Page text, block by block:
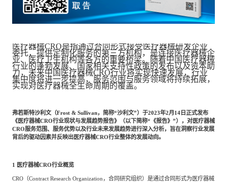
公共服务 食品与饮料
科技、媒体和通信 金融科技
美容时尚 大数据与人工智能
物流与供应链
中国管理团队
战略合作伙伴
专家委员会
中
医疗器械CRO是指通过合同形式接受医疗器械研发企业
委托，提供定制化服务的第三方机构，是连接医疗器械企
业、医疗卫生机构等各方的重要桥梁。随着中国医疗器械
行业的蓬勃发展、国家相关支持性政策的发布以及资本助
力，未来中国医疗器械CRO行业将实现快速发展，行业
集中度将进一步提高，服务范围与服务领域将持续拓展，
实现对医疗器械全生命周期的覆盖。
弗若斯特沙利文（Frost & Sullivan，简称“沙利文”）于2023年2月14日正式发布
《医疗器械CRO行业现状与发展趋势报告》（以下简称“《报告》”），对医疗器械
CRO服务范围、服务优势以及行业未来发展趋势进行深入分析，旨在洞察行业发展
背后的驱动因素并反映出医疗器械CRO行业整体的发展动向。
1 医疗器械CRO行业概览
CRO（Contract Research Organization，合同研究组织）是通过合同形式为医疗器械